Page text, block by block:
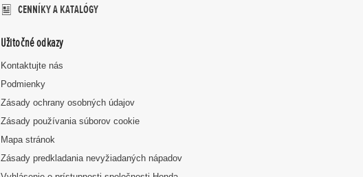
CENNÍKY A KATALÓGY
Užitočné odkazy
Kontaktujte nás
Podmienky
Zásady ochrany osobných údajov
Zásady používania súborov cookie
Mapa stránok
Zásady predkladania nevyžiadaných nápadov